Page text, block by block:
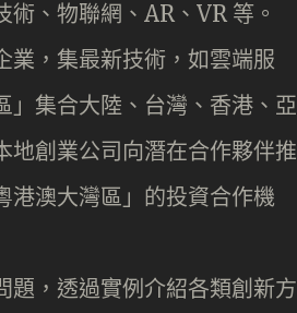
、物聯網、AR、VR 等。
業，集最新技術，如雲端服
」集合大陸、台灣、香港、亞
地創業公司向潛在合作夥伴推
港澳大灣區」的投資合作機
題，透過實例介紹各類創新方